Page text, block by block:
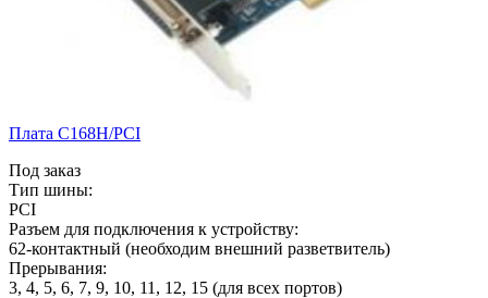
Плата C168H/PCI
Под заказ
Тип шины:
PCI
Разъем для подключения к устройству:
62-контактный (необходим внешний разветвитель)
Прерывания:
3, 4, 5, 6, 7, 9, 10, 11, 12, 15 (для всех портов)